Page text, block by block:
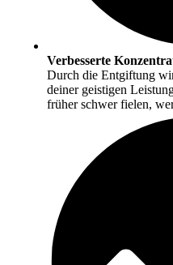
Verbesserte
Durch die Entgiftung
deiner geistigen
früher schwer fielen,